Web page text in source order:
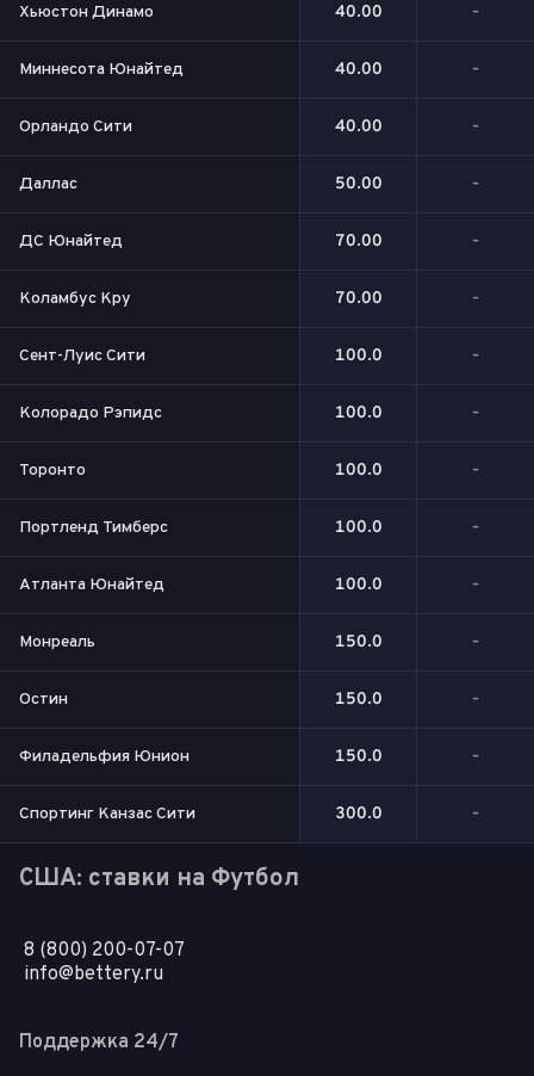
Хьюстон Динамо 40.00 -
Миннесота Юнайтед 40.00 -
Орландо Сити 40.00 -
Даллас 50.00 -
ДС Юнайтед 70.00 -
Коламбус Кру 70.00 -
Сент-Луис Сити 100.0 -
Колорадо Рэпидс 100.0 -
Торонто 100.0 -
Портленд Тимберс 100.0 -
Атланта Юнайтед 100.0 -
Монреаль 150.0 -
Остин 150.0 -
Филадельфия Юнион 150.0 -
Спортинг Канзас Сити 300.0 -
США: ставки на Футбол
8 (800) 200-07-07
info@bettery.ru
Поддержка 24/7